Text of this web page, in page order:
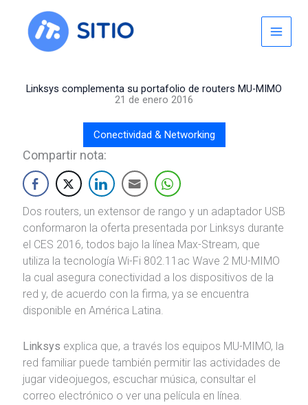
content
Linksys complementa su portafolio de routers MU-MIMO
21 de enero 2016
Conectividad & Networking
Compartir nota:
Dos routers, un extensor de rango y un adaptador USB
conformaron la oferta presentada por Linksys durante
el CES 2016, todos bajo la línea Max-Stream, que
utiliza la tecnología Wi-Fi 802.11ac Wave 2 MU-MIMO
la cual asegura conectividad a los dispositivos de la
red y, de acuerdo con la firma, ya se encuentra
disponible en América Latina.
Linksys explica que, a través los equipos MU-MIMO, la
red familiar puede también permitir las actividades de
jugar videojuegos, escuchar música, consultar el
correo electrónico o ver una película en línea.